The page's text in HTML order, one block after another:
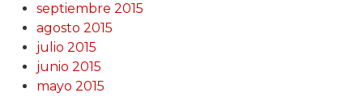
septiembre 2015
agosto 2015
julio 2015
junio 2015
mayo 2015